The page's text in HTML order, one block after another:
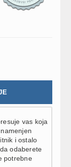
vas koja
i ostalo
odaberete
potrebne